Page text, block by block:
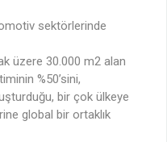
sektörlerinde
üzere 30.000 m2 alan
%50’sini,
bir çok ülkeye
global bir ortaklık